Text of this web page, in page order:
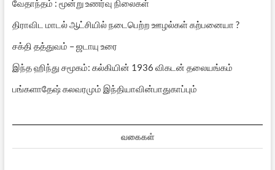
இந்த ஹிந்து சமூகம்: கல்கியின் 1936 விகடன் தலையங்கம்
பங்களாதேஷ் கலவரமும் இந்தியாவின்பாதுகாப்பும்